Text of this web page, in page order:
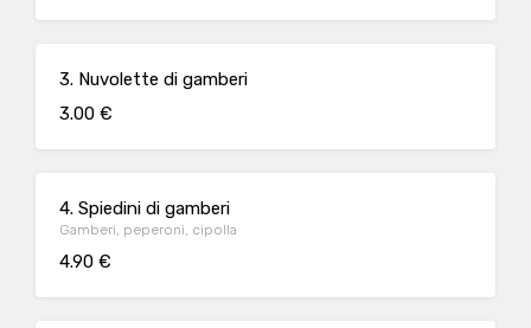
3. Nuvolette di gamberi
3.00 €
4. Spiedini di gamberi
Gamberi, peperoni, cipolla
4.90 €